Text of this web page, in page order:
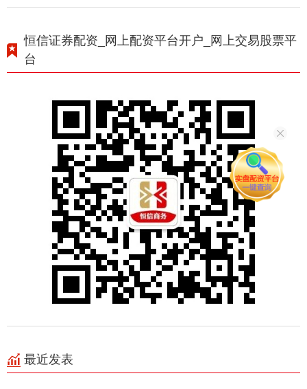
恒信证券配资_网上配资平台开户_网上交易股票平
台
最近发表